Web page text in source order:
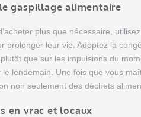
gaspillage alimentaire
plus que nécessaire,
prolonger leur vie. Adoptez la
que sur les impulsions du
lendemain. Une fois que vous
non seulement des déchets
en vrac et locaux